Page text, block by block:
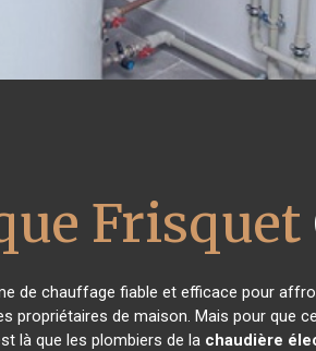
Frisquet
de chauffage fiable et efficace pour
propriétaires de maison. Mais pour que
là que les plombiers de la chaudière